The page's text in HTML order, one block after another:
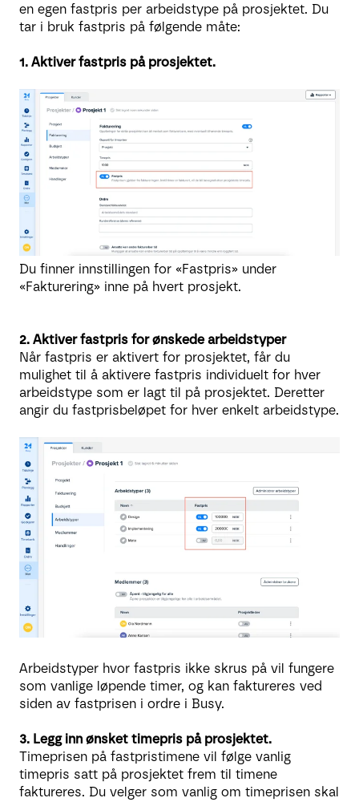
en egen fastpris per arbeidstype på prosjektet. Du
tar i bruk fastpris på følgende måte:
1. Aktiver fastpris på prosjektet.
Du finner innstillingen for «Fastpris» under
«Fakturering» inne på hvert prosjekt.
2. Aktiver fastpris for ønskede arbeidstyper
Når fastpris er aktivert for prosjektet, får du
mulighet til å aktivere fastpris individuelt for hver
arbeidstype som er lagt til på prosjektet. Deretter
angir du fastprisbeløpet for hver enkelt arbeidstype.
Arbeidstyper hvor fastpris ikke skrus på vil fungere
som vanlige løpende timer, og kan faktureres ved
siden av fastprisen i ordre i Busy.
3. Legg inn ønsket timepris på prosjektet.
Timeprisen på fastpristimene vil følge vanlig
timepris satt på prosjektet frem til timene
faktureres. Du velger som vanlig om timeprisen skal